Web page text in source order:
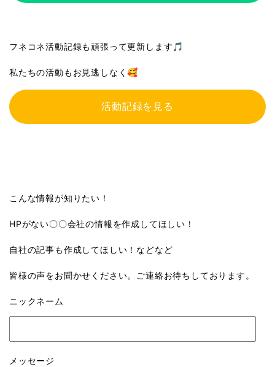
フネコネ活動記録も頑張って更新します🎵
私たちの活動もお見逃しなく🥰
活動記録を見る
こんな情報が知りたい！
HPがない〇〇会社の情報を作成してほしい！
自社の記事も作成してほしい！などなど
皆様の声をお聞かせください。ご連絡お待ちしております。
ニックネーム
メッセージ